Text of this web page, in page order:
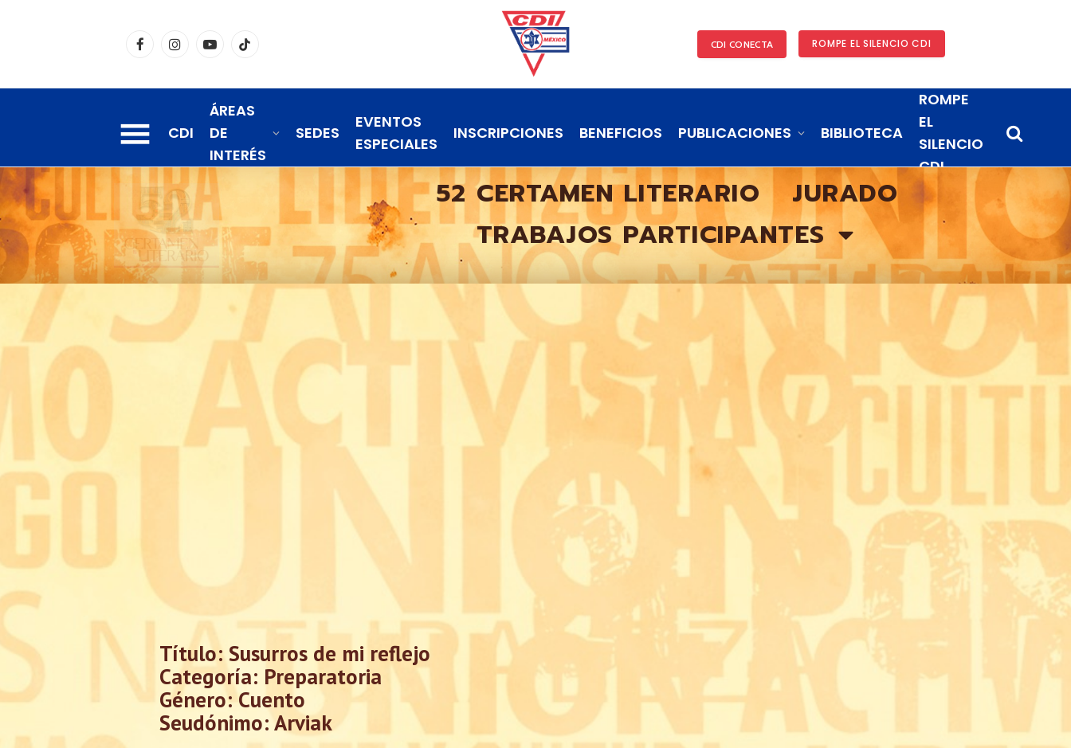
FacebookInstagramYouTubeTikTok CDI CONECTA ROMPE EL SILENCIO CDI
CDI
ÁREAS
DE
INTERÉS
SEDES
EVENTOS
ESPECIALES
INSCRIPCIONES BENEFICIOS PUBLICACIONES BIBLIOTECA
ROMPE
EL
SILENCIO
CDI
52 CERTAMEN LITERARIO
JURADO
TRABAJOS PARTICIPANTES
Título: Susurros de mi reflejo
Categoría: Preparatoria
Género: Cuento
Seudónimo: Arviak